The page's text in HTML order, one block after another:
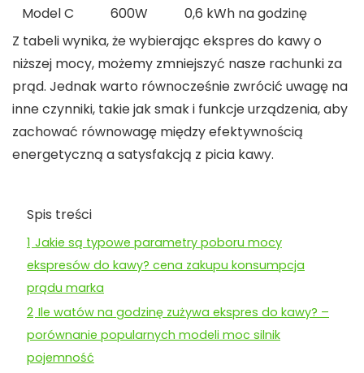
Model C
600W
0,6 kWh na godzinę
Z tabeli wynika, że wybierając ekspres do kawy o
niższej mocy, możemy zmniejszyć nasze rachunki za
prąd. Jednak warto równocześnie zwrócić uwagę na
inne czynniki, takie jak smak i funkcje urządzenia, aby
zachować równowagę między efektywnością
energetyczną a satysfakcją z picia kawy.
Spis treści
1 Jakie są typowe parametry poboru mocy
ekspresów do kawy? cena zakupu konsumpcja
prądu marka
2 Ile watów na godzinę zużywa ekspres do kawy? –
porównanie popularnych modeli moc silnik
pojemność